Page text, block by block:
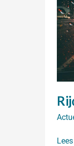
Rijd